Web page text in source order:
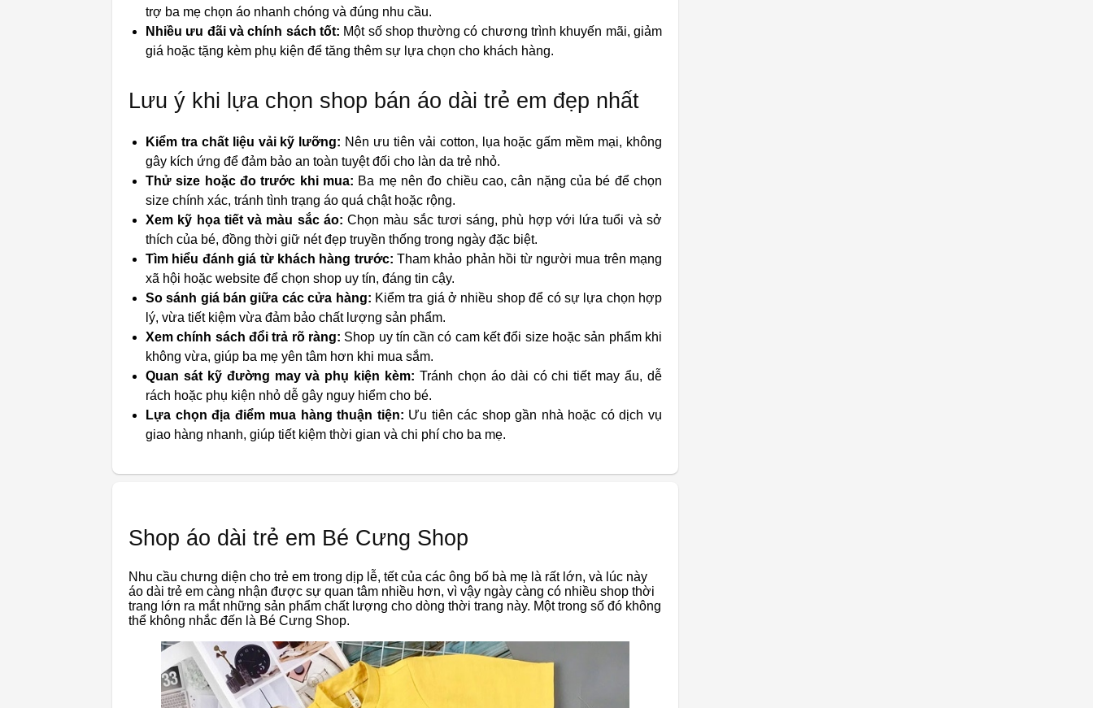
trợ ba mẹ chọn áo nhanh chóng và đúng nhu cầu.
Nhiều ưu đãi và chính sách tốt: Một số shop thường có chương trình khuyến mãi, giảm
giá hoặc tặng kèm phụ kiện để tăng thêm sự lựa chọn cho khách hàng.
Lưu ý khi lựa chọn shop bán áo dài trẻ em đẹp nhất
Kiểm tra chất liệu vải kỹ lưỡng: Nên ưu tiên vải cotton, lụa hoặc gấm mềm mại, không
gây kích ứng để đảm bảo an toàn tuyệt đối cho làn da trẻ nhỏ.
Thử size hoặc đo trước khi mua: Ba mẹ nên đo chiều cao, cân nặng của bé để chọn
size chính xác, tránh tình trạng áo quá chật hoặc rộng.
Xem kỹ họa tiết và màu sắc áo: Chọn màu sắc tươi sáng, phù hợp với lứa tuổi và sở
thích của bé, đồng thời giữ nét đẹp truyền thống trong ngày đặc biệt.
Tìm hiểu đánh giá từ khách hàng trước: Tham khảo phản hồi từ người mua trên mạng
xã hội hoặc website để chọn shop uy tín, đáng tin cậy.
So sánh giá bán giữa các cửa hàng: Kiểm tra giá ở nhiều shop để có sự lựa chọn hợp
lý, vừa tiết kiệm vừa đảm bảo chất lượng sản phẩm.
Xem chính sách đổi trả rõ ràng: Shop uy tín cần có cam kết đổi size hoặc sản phẩm khi
không vừa, giúp ba mẹ yên tâm hơn khi mua sắm.
Quan sát kỹ đường may và phụ kiện kèm: Tránh chọn áo dài có chi tiết may ẩu, dễ
rách hoặc phụ kiện nhỏ dễ gây nguy hiểm cho bé.
Lựa chọn địa điểm mua hàng thuận tiện: Ưu tiên các shop gần nhà hoặc có dịch vụ
giao hàng nhanh, giúp tiết kiệm thời gian và chi phí cho ba mẹ.
Shop áo dài trẻ em Bé Cưng Shop
Nhu cầu chưng diện cho trẻ em trong dịp lễ, tết của các ông bố bà mẹ là rất lớn, và lúc này
áo dài trẻ em càng nhận được sự quan tâm nhiều hơn, vì vậy ngày càng có nhiều shop thời
trang lớn ra mắt những sản phẩm chất lượng cho dòng thời trang này. Một trong số đó không
thể không nhắc đến là Bé Cưng Shop.